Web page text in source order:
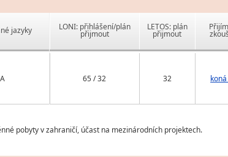
jazyky
A
LONI: přihlášení/plán
přijmout
LETOS: plán
přijmout
65 / 32 32
pobyty v zahraničí, účast na mezinárodních projektech.